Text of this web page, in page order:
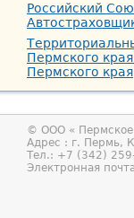
Российский
Пермского
Пермского
© ООО «
Адрес : г. Пермь,
Тел.: +7 (342)
Электронная